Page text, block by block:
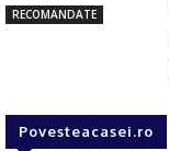
RECOMANDATE
Povesteacasei.ro